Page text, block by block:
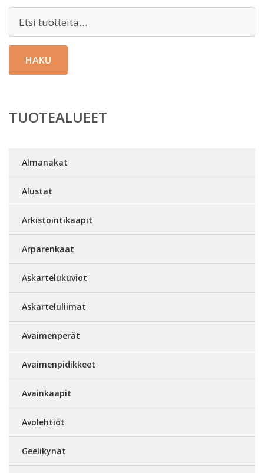
HAKU
TUOTEALUEET
Almanakat
Alustat
Arkistointikaapit
Arparenkaat
Askartelukuviot
Askarteluliimat
Avaimenperät
Avaimenpidikkeet
Avainkaapit
Avolehtiöt
Geelikynät